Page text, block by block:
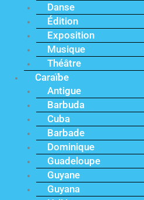
Danse
Édition
Exposition
Musique
Théâtre
Caraïbe
Antigue
Barbuda
Cuba
Barbade
Dominique
Guadeloupe
Guyane
Guyana